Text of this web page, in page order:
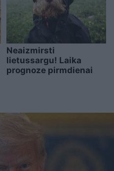
Neaizmirsti
lietussargu! Laika
prognoze pirmdienai